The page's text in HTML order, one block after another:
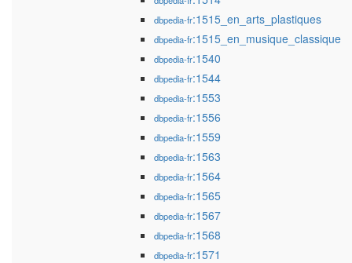
dbpedia-fr:1515_en_arts_plastiques
dbpedia-fr:1515_en_musique_classique
dbpedia-fr:1540
dbpedia-fr:1544
dbpedia-fr:1553
dbpedia-fr:1556
dbpedia-fr:1559
dbpedia-fr:1563
dbpedia-fr:1564
dbpedia-fr:1565
dbpedia-fr:1567
dbpedia-fr:1568
dbpedia-fr:1571